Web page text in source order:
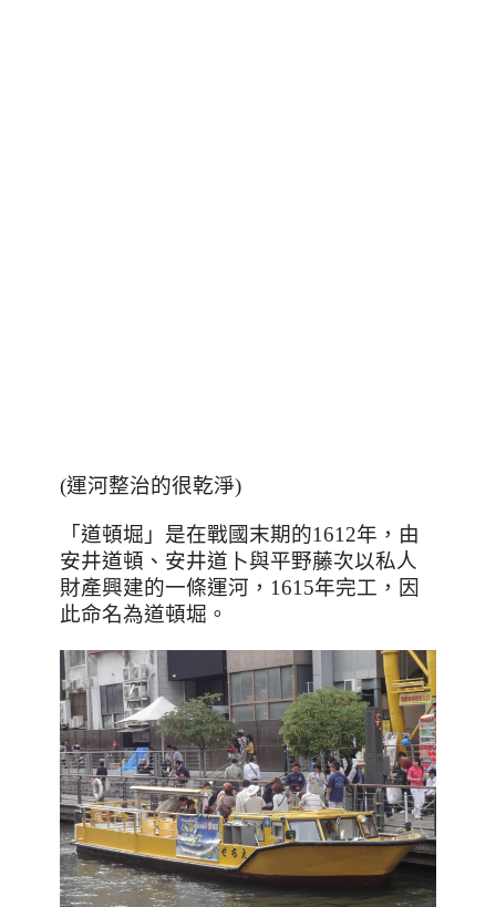
(運河整治的很乾淨)
「 道頓堀 」 是在戰國末期的1612年，由
安井道頓、安井道卜與平野藤次以私人
財產興建的一條運河， 1615年完工，因
此命名為道頓堀。